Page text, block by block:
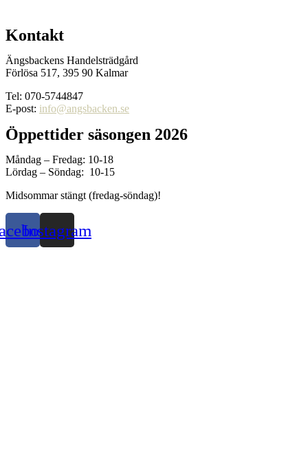
Kontakt
Ängsbackens Handelsträdgård
Förlösa 517, 395 90 Kalmar
Tel: 070-5744847
E-post: info@angsbacken.se
Öppettider säsongen 2026
Måndag – Fredag: 10-18
Lördag – Söndag: 10-15
Midsommar stängt (fredag-söndag)!
Instagram